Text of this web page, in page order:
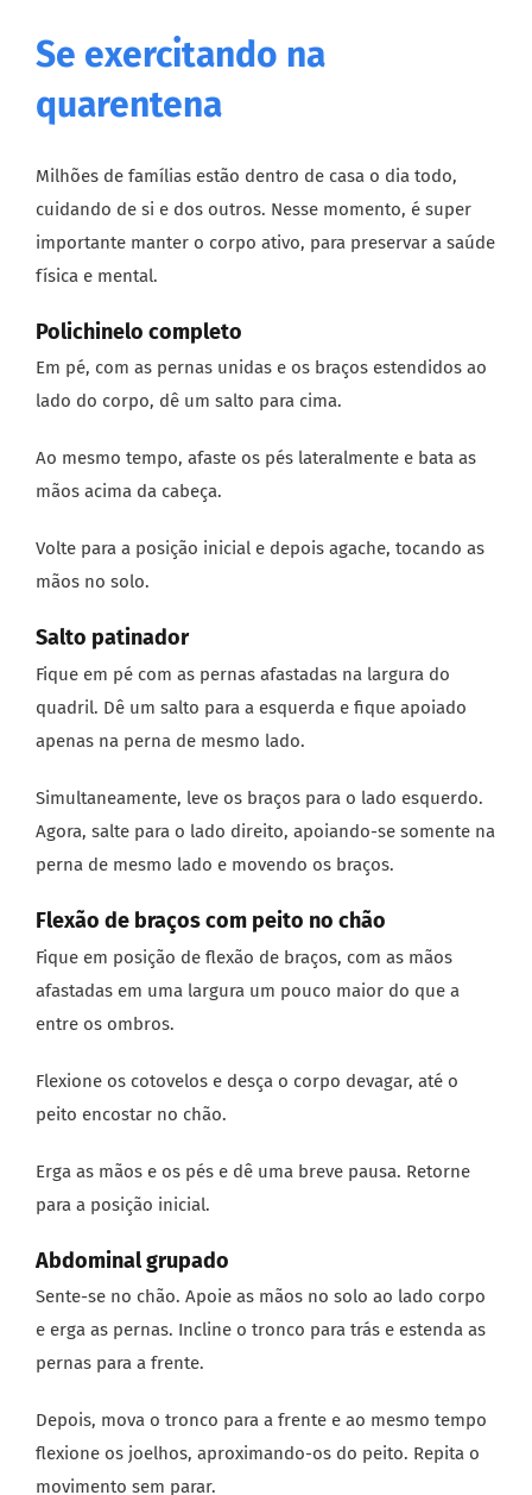
Se exercitando na
quarentena
Milhões de famílias estão dentro de casa o dia todo,
cuidando de si e dos outros. Nesse momento, é super
importante manter o corpo ativo, para preservar a saúde
física e mental.
Polichinelo completo
Em pé, com as pernas unidas e os braços estendidos ao
lado do corpo, dê um salto para cima.
Ao mesmo tempo, afaste os pés lateralmente e bata as
mãos acima da cabeça.
Volte para a posição inicial e depois agache, tocando as
mãos no solo.
Salto patinador
Fique em pé com as pernas afastadas na largura do
quadril. Dê um salto para a esquerda e fique apoiado
apenas na perna de mesmo lado.
Simultaneamente, leve os braços para o lado esquerdo.
Agora, salte para o lado direito, apoiando-se somente na
perna de mesmo lado e movendo os braços.
Flexão de braços com peito no chão
Fique em posição de flexão de braços, com as mãos
afastadas em uma largura um pouco maior do que a
entre os ombros.
Flexione os cotovelos e desça o corpo devagar, até o
peito encostar no chão.
Erga as mãos e os pés e dê uma breve pausa. Retorne
para a posição inicial.
Abdominal grupado
Sente-se no chão. Apoie as mãos no solo ao lado corpo
e erga as pernas. Incline o tronco para trás e estenda as
pernas para a frente.
Depois, mova o tronco para a frente e ao mesmo tempo
flexione os joelhos, aproximando-os do peito. Repita o
movimento sem parar.